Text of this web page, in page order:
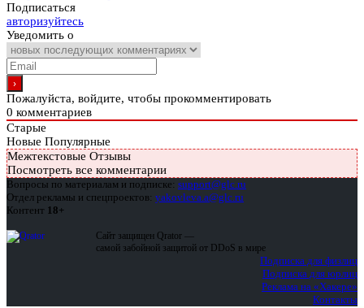
Подписаться
авторизуйтесь
Уведомить о
Пожалуйста, войдите, чтобы прокомментировать
0 комментариев
Старые
Новые Популярные
Межтекстовые Отзывы
Посмотреть все комментарии
Вопросы по материалам и подписке: support@glc.ru
Отдел рекламы и спецпроектов: yakovleva.a@glc.ru
Контент 18+
Сайт защищен Qrator —
самой забойной защитой от DDoS в мире
Подписка для физлиц
Подписка для юрлиц
Реклама на «Хакере»
Контакты